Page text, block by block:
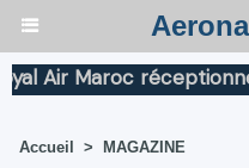
Maroc réceptionne
Accueil > MAGAZINE